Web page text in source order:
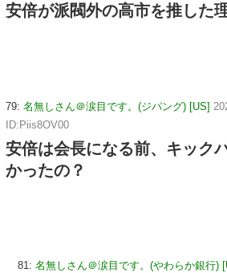
安倍が派閥外の高市を推した
79: 名無しさん＠涙目です。(ジパング) [US]
ID:Piis8OV00
安倍は会長になる前、キック
かったの？
81: 名無しさん＠涙目です。(やわらか銀行)